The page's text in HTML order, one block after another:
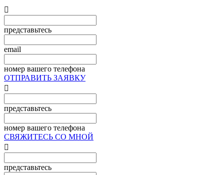

представьтесь
email
номер вашего телефона
ОТПРАВИТЬ ЗАЯВКУ

представьтесь
номер вашего телефона
СВЯЖИТЕСЬ СО МНОЙ

представьтесь